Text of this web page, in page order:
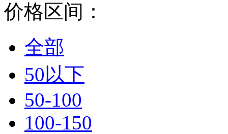
价格区间：
全部
50以下
50-100
100-150